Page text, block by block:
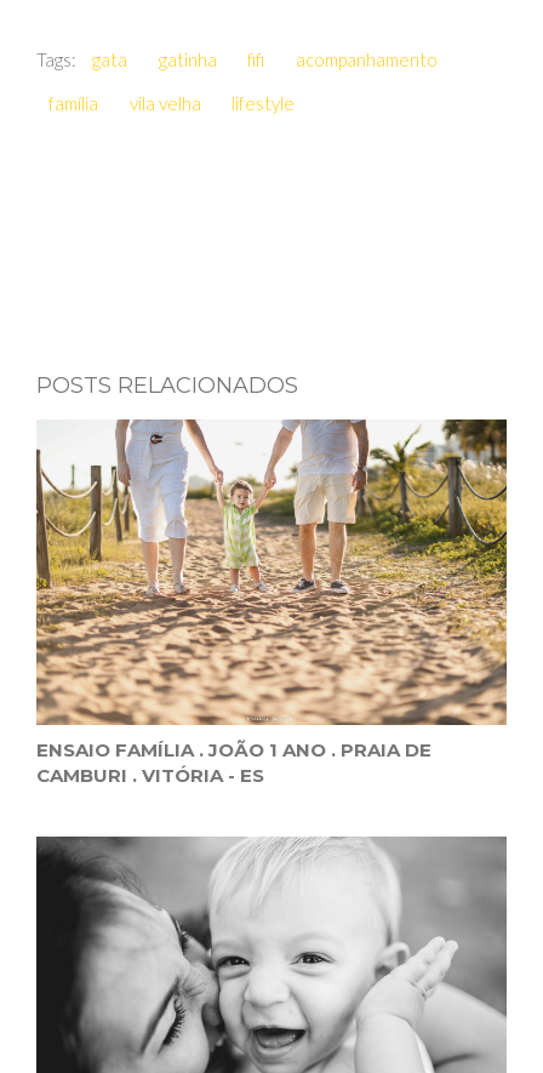
Tags: gata gatinha fifi
acompanhamento
família
vila velha lifestyle
POSTS RELACIONADOS
ENSAIO FAMÍLIA . JOÃO 1 ANO . PRAIA DE
CAMBURI . VITÓRIA - ES